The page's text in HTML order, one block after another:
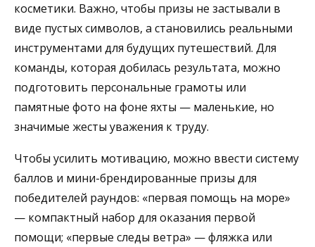
косметики. Важно, чтобы призы не застывали в
виде пустых символов, а становились реальными
инструментами для будущих путешествий. Для
команды, которая добилась результата, можно
подготовить персональные грамоты или
памятные фото на фоне яхты — маленькие, но
значимые жесты уважения к труду.
Чтобы усилить мотивацию, можно ввести систему
баллов и мини-брендированные призы для
победителей раундов: «первая помощь на море»
— компактный набор для оказания первой
помощи; «первые следы ветра» — фляжка или